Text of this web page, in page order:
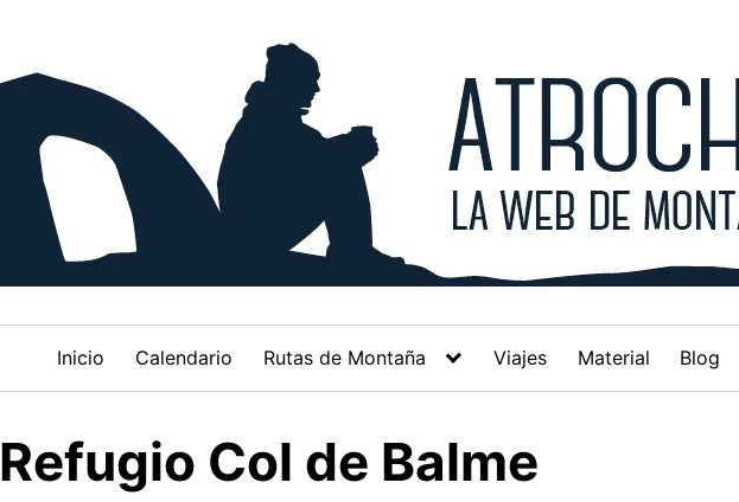
Inicio Calendario Rutas de Montaña Viajes Material Blog
Refugio Col de Balme